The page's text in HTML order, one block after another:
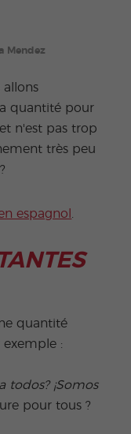
Mendez
allons
quantité pour
n'est pas trop
très peu
espagnol
quantité
exemple :
¡Somos
pour tous ?